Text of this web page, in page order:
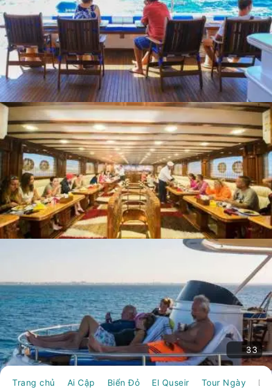
33
Trang chủ Ai Cập Biển Đỏ El Quseir Tour Ngày